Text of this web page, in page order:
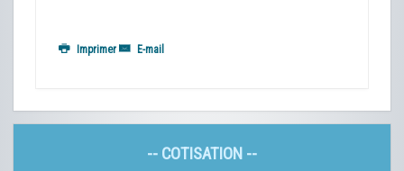
Imprimer E-mail
-- COTISATION --